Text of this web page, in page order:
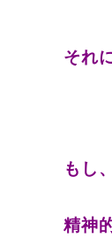
それ
もし
精神